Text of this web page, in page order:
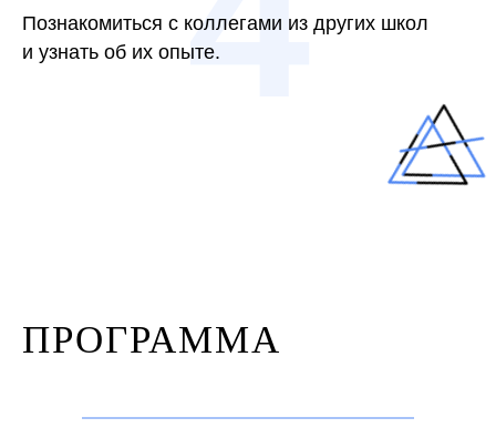
Познакомиться с коллегами из других школ
и узнать об их опыте.
ПРОГРАММА